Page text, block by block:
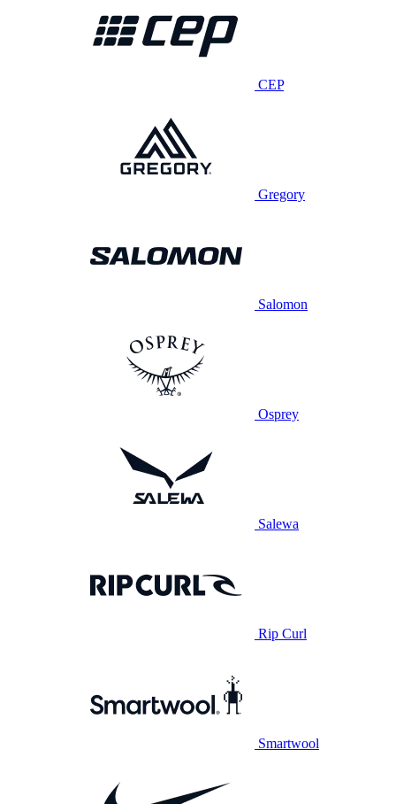
CEP
Gregory
Salomon
Osprey
Salewa
Rip Curl
Smartwool